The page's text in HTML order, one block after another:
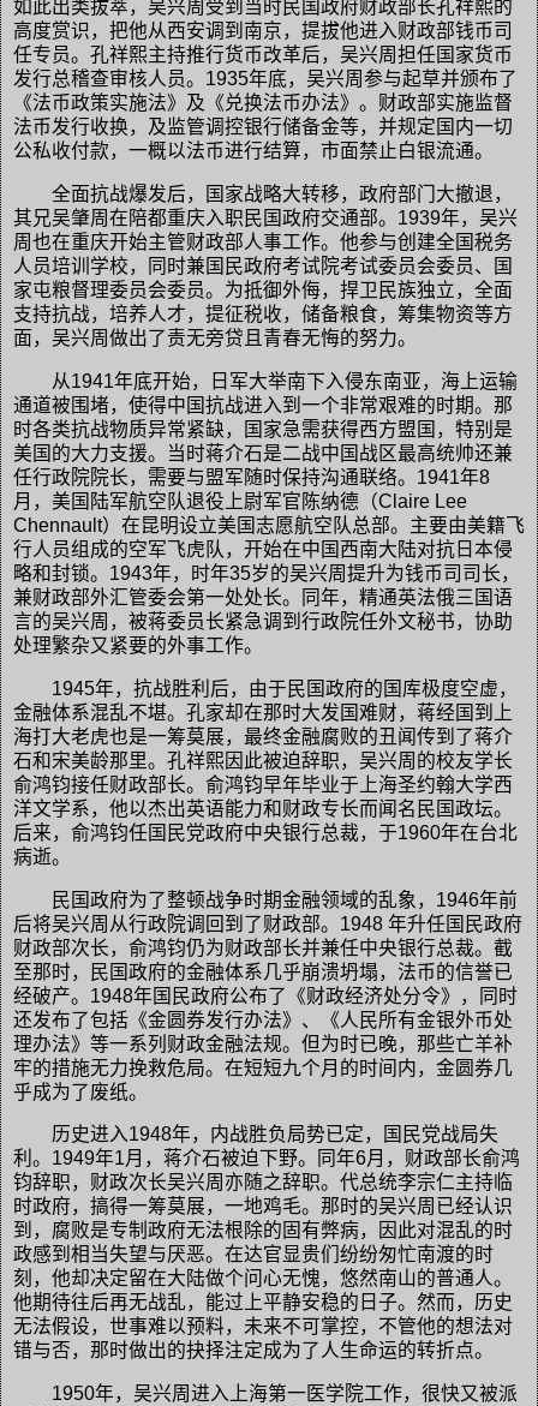
如此出类拔萃，吴兴周受到当时民国政府财政部长孔祥熙的
高度赏识，把他从西安调到南京，提拔他进入财政部钱币司
任专员。孔祥熙主持推行货币改革后，吴兴周担任国家货币
发行总稽查审核人员。1935年底，吴兴周参与起草并颁布了
《法币政策实施法》及《兑换法币办法》。财政部实施监督
法币发行收换，及监管调控银行储备金等，并规定国内一切
公私收付款，一概以法币进行结算，市面禁止白银流通。
全面抗战爆发后，国家战略大转移，政府部门大撤退，
其兄吴肇周在陪都重庆入职民国政府交通部。1939年，吴兴
周也在重庆开始主管财政部人事工作。他参与创建全国税务
人员培训学校，同时兼国民政府考试院考试委员会委员、国
家屯粮督理委员会委员。为抵御外侮，捍卫民族独立，全面
支持抗战，培养人才，提征税收，储备粮食，筹集物资等方
面，吴兴周做出了责无旁贷且青春无悔的努力。
从1941年底开始，日军大举南下入侵东南亚，海上运输
通道被围堵，使得中国抗战进入到一个非常艰难的时期。那
时各类抗战物质异常紧缺，国家急需获得西方盟国，特别是
美国的大力支援。当时蒋介石是二战中国战区最高统帅还兼
任行政院院长，需要与盟军随时保持沟通联络。1941年8
月，美国陆军航空队退役上尉军官陈纳德（Claire Lee
Chennault）在昆明设立美国志愿航空队总部。主要由美籍飞
行人员组成的空军飞虎队，开始在中国西南大陆对抗日本侵
略和封锁。1943年，时年35岁的吴兴周提升为钱币司司长，
兼财政部外汇管委会第一处处长。同年，精通英法俄三国语
言的吴兴周，被蒋委员长紧急调到行政院任外文秘书，协助
处理繁杂又紧要的外事工作。
1945年，抗战胜利后，由于民国政府的国库极度空虚，
金融体系混乱不堪。孔家却在那时大发国难财，蒋经国到上
海打大老虎也是一筹莫展，最终金融腐败的丑闻传到了蒋介
石和宋美龄那里。孔祥熙因此被迫辞职，吴兴周的校友学长
俞鸿钧接任财政部长。俞鸿钧早年毕业于上海圣约翰大学西
洋文学系，他以杰出英语能力和财政专长而闻名民国政坛。
后来，俞鸿钧任国民党政府中央银行总裁，于1960年在台北
病逝。
民国政府为了整顿战争时期金融领域的乱象，1946年前
后将吴兴周从行政院调回到了财政部。1948 年升任国民政府
财政部次长，俞鸿钧仍为财政部长并兼任中央银行总裁。截
至那时，民国政府的金融体系几乎崩溃坍塌，法币的信誉已
经破产。1948年国民政府公布了《财政经济处分令》，同时
还发布了包括《金圆券发行办法》、《人民所有金银外币处
理办法》等一系列财政金融法规。但为时已晚，那些亡羊补
牢的措施无力挽救危局。在短短九个月的时间内，金圆券几
乎成为了废纸。
历史进入1948年，内战胜负局势已定，国民党战局失
利。1949年1月，蒋介石被迫下野。同年6月，财政部长俞鸿
钧辞职，财政次长吴兴周亦随之辞职。代总统李宗仁主持临
时政府，搞得一筹莫展，一地鸡毛。那时的吴兴周已经认识
到，腐败是专制政府无法根除的固有弊病，因此对混乱的时
政感到相当失望与厌恶。在达官显贵们纷纷匆忙南渡的时
刻，他却决定留在大陆做个问心无愧，悠然南山的普通人。
他期待往后再无战乱，能过上平静安稳的日子。然而，历史
无法假设，世事难以预料，未来不可掌控，不管他的想法对
错与否，那时做出的抉择注定成为了人生命运的转折点。
1950年，吴兴周进入上海第一医学院工作，很快又被派